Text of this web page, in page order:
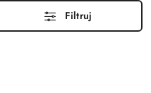
Filtruj